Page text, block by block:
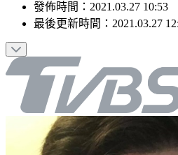
發佈時間： 2021.03.27 10:53
最後更新時間： 2021.03.27